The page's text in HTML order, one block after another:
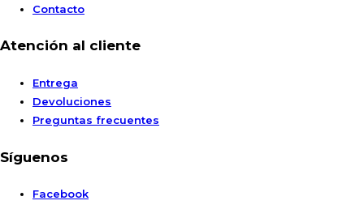
Contacto
Atención al cliente
Entrega
Devoluciones
Preguntas frecuentes
Síguenos
Facebook